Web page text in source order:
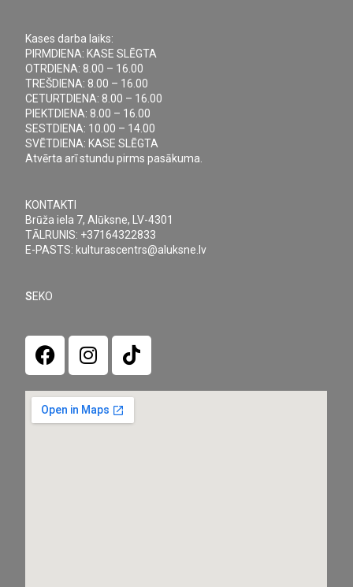
Kases darba laiks:
PIRMDIENA: KASE SLĒGTA
OTRDIENA: 8.00 – 16.00
TREŠDIENA: 8.00 – 16.00
CETURTDIENA: 8.00 – 16.00
PIEKTDIENA: 8.00 – 16.00
SESTDIENA: 10.00 – 14.00
SVĒTDIENA: KASE SLĒGTA
Atvērta arī stundu pirms pasākuma.
KONTAKTI
Brūža iela 7, Alūksne, LV-4301
TĀLRUNIS: +37164322833
E-PASTS: kulturascentrs@aluksne.lv
SEKO